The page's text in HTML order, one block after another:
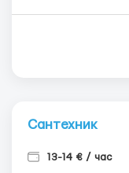
Сантехник
13-14 € / час